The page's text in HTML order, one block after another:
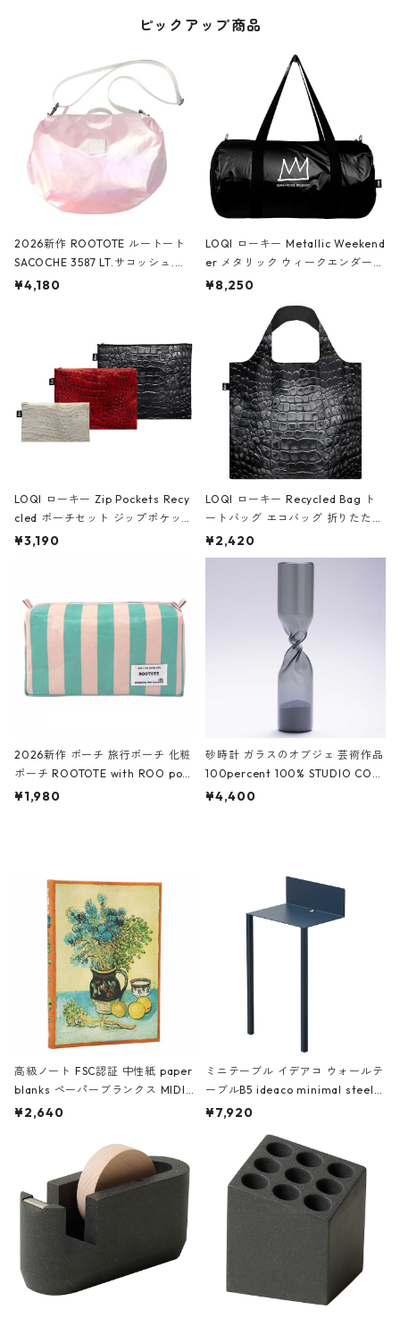
ピックアップ商品
2026新作 ROOTOTE ルートート
SACOCHE 3587 LT.サコッシュ.ル
ミエ-B ショルダーバッグ グロスピ
¥4,180
LOQI ローキー Metallic Weekend
er メタリック ウィークエンダー
ボストンバッグ ショルダーバッグ
Black ジャン=ミッシェル・バスキ
ア/クラウン ブラック
¥8,250
LOQI ローキー Zip Pockets Recy
cled ポーチセット ジップポケット
ファスナーポーチ 撥水加工 トラベ
ーガンディー、オフホワイト
¥3,190
LOQI ローキー Recycled Bag ト
ートバッグ エコバッグ 折りたたみ
大きめ 撥水加工 収納ポーチ CRO
CODILE/Black クロコダイル/ブラ
¥2,420
2026新作 ポーチ 旅行ポーチ 化粧
ポーチ ROOTOTE with ROO pou
ch 3532 ルートート WR.ポーチ.ラ
¥1,980
砂時計 ガラスのオブジェ 芸術作品
100percent 100% STUDIO COH
AKU Timeless 100パーセント ス
¥4,400
高級ノート FSC認証 中性紙 paper
blanks ペーパーブランクス MIDI
ハードカバー 罫線 ヴァン・ゴッホ
¥2,640
ミニテーブル イデアコ ウォールテ
ーブルB5 ideaco minimal steel f
urniture WALL Table B5 ネイビー
¥7,920